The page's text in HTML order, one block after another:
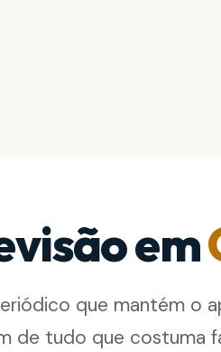
em
que mantém o
de tudo que costuma